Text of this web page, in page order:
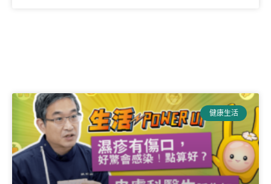
健康生活